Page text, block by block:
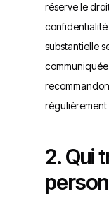
réserve le
confidentialité
substantielle
2. Qui